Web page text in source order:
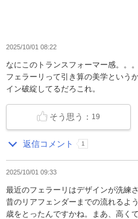
2025/10/01 08:22
なにこのトランスフォーマー感。。。
フェラーリって引き算の美学という
イン破綻してるだろこれ。
そう思う： 19
返信コメント 1
2025/10/01 09:33
最近のフェラーリはデザインが洗練
昔のリアフェンダーまでの流れるよ
歳をとったんですかね。まあ、高く